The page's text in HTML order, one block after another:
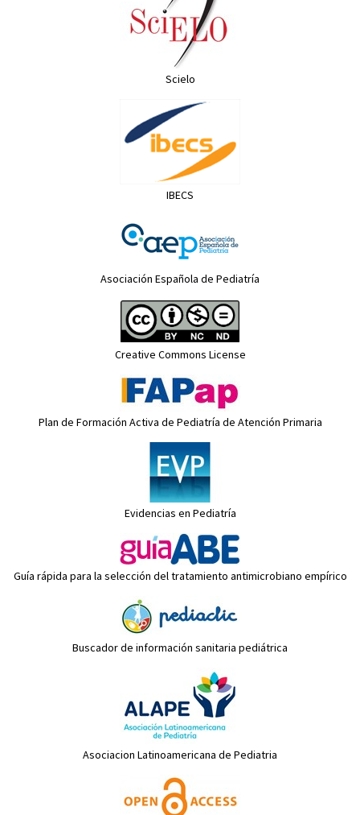
Scielo
IBECS
Asociación Española de Pediatría
Creative Commons License
Plan de Formación Activa de Pediatría de Atención Primaria
Evidencias en Pediatría
Guía rápida para la selección del tratamiento antimicrobiano empírico
Buscador de información sanitaria pediátrica
Asociacion Latinoamericana de Pediatria